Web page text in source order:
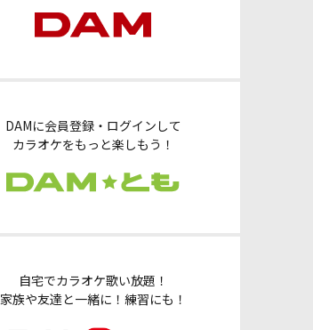
DAMに会員登録・ログインして
カラオケをもっと楽しもう！
自宅でカラオケ歌い放題！
家族や友達と一緒に！練習にも！